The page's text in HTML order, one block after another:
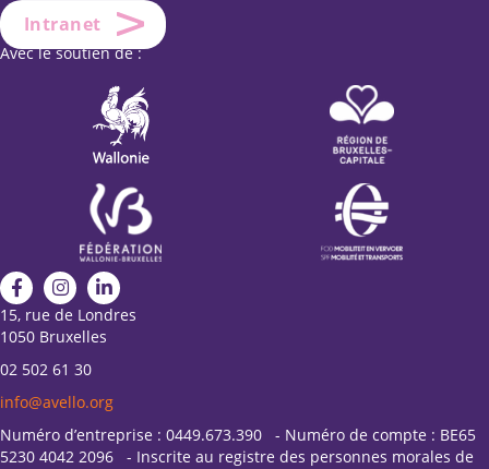
Intranet
Avec le soutien de :
15, rue de Londres
1050 Bruxelles
02 502 61 30
info@avello.org
Numéro d’entreprise : 0449.673.390 - Numéro de compte : BE65
5230 4042 2096 - Inscrite au registre des personnes morales de